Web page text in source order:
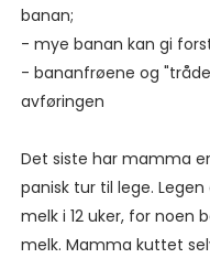
banan;
- mye banan kan gi
- bananfrøene og
avføringen
Det siste har mamma
panisk tur til lege.
melk i 12 uker, for noen
melk. Mamma kuttet